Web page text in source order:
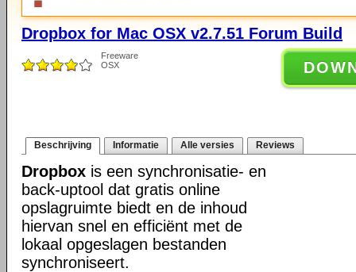
Dropbox for Mac OSX v2.7.51 Forum Build
Freeware
OSX
Beschrijving Informatie Alle versies Reviews
Dropbox is een synchronisatie- en
back-uptool dat gratis online
opslagruimte biedt en de inhoud
hiervan snel en efficiënt met de
lokaal opgeslagen bestanden
synchroniseert.